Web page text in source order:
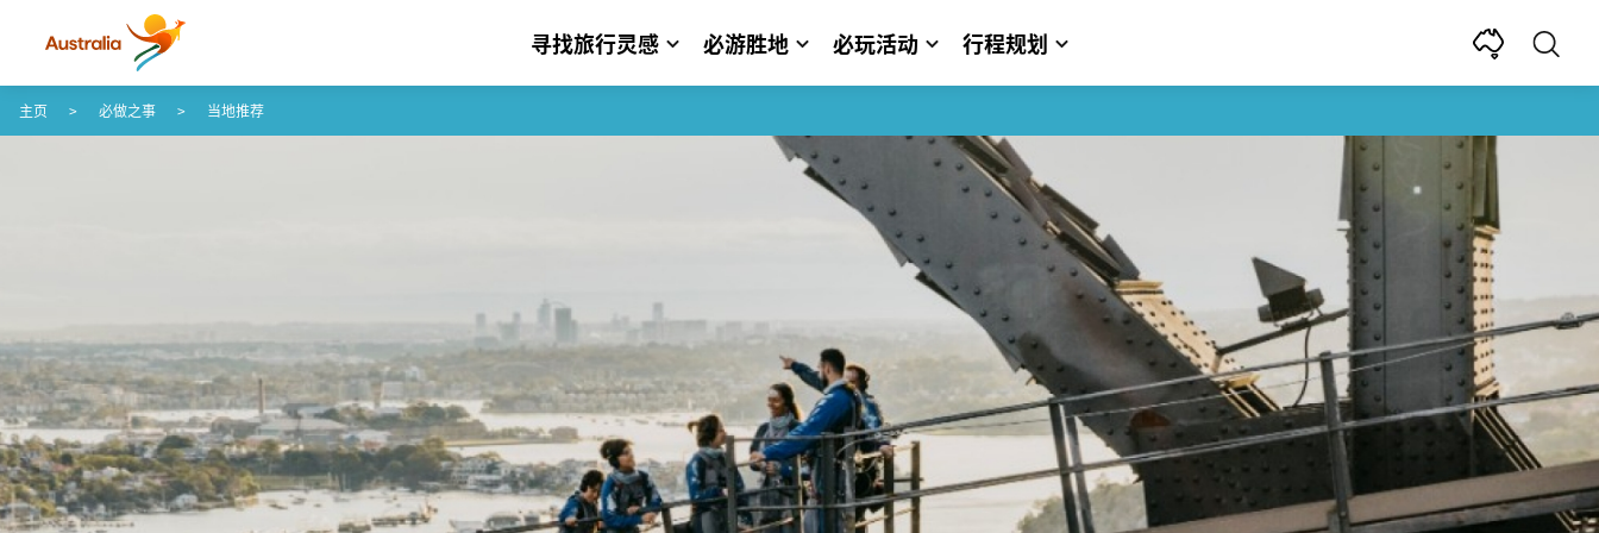
Skip to content
Skip to footer navigation
寻找旅行灵感 必游胜地 必玩活动 行程规划
主页 必做之事 当地推荐